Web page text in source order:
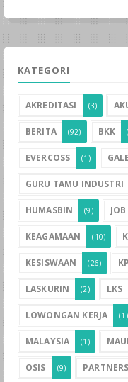
KATEGORI
AKREDITASI (3)
BERITA (92) BKK
EVERCOSS (1)
GURU TAMU INDUSTRI
HUMASBIN (9)
KEAGAMAAN (10)
KESISWAAN (26)
LASKURIN (2) LKS
LOWONGAN KERJA (1)
MALAYSIA (1)
OSIS (9)